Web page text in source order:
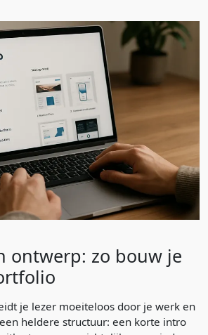
ontwerp: zo bouw je
je lezer moeiteloos door je werk en
heldere structuur: een korte intro